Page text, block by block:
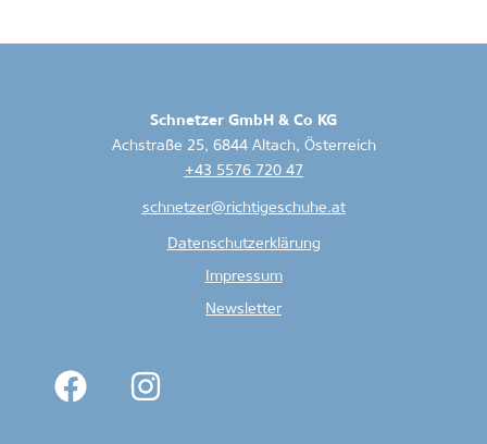
Schnetzer GmbH & Co KG
Achstraße 25, 6844 Altach, Österreich
+43 5576 720 47
schnetzer@richtigeschuhe.at
Datenschutzerklärung
Impressum
Newsletter